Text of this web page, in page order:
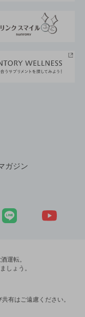
ガジン
運転。
しょう。
有はご遠慮ください。